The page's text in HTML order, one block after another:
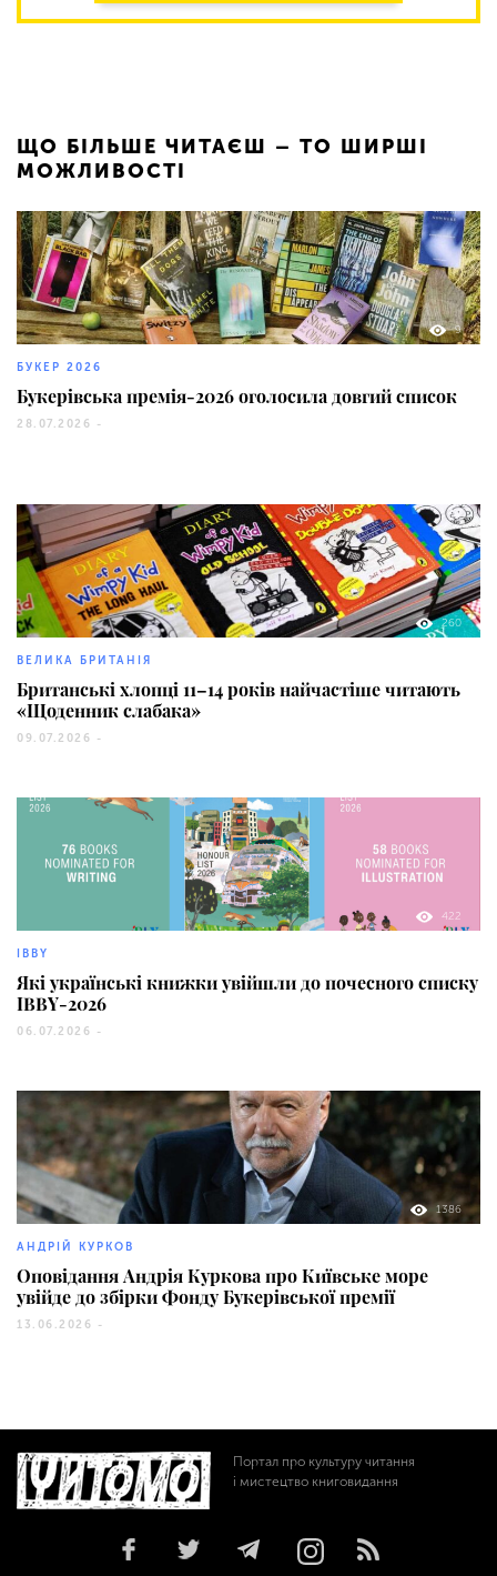
ЩО БІЛЬШЕ ЧИТАЄШ – ТО ШИРШІ
МОЖЛИВОСТІ
9
БУКЕР 2026
Букерівська премія-2026 оголосила довгий список
28.07.2026 -
260
ВЕЛИКА БРИТАНІЯ
Британські хлопці 11–14 років найчастіше читають
«Щоденник слабака»
09.07.2026 -
422
IBBY
Які українські книжки увійшли до почесного списку
IBBY-2026
06.07.2026 -
1386
АНДРІЙ КУРКОВ
Оповідання Андрія Куркова про Київське море
увійде до збірки Фонду Букерівської премії
13.06.2026 -
Портал про культуру читання
і мистецтво книговидання